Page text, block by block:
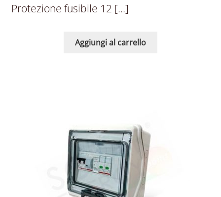
Protezione fusibile 12 […]
Aggiungi al carrello